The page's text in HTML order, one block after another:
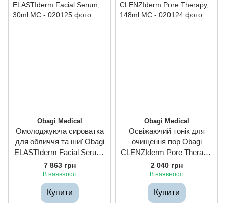
Obagi Medical
Омолоджуюча сироватка
для обличчя та шиї Obagi
ELASTIderm Facial Serum,
30ml
7 863 грн
В наявності
Купити
Obagi Medical
Освіжаючий тонік для
очищення пор Obagi
CLENZIderm Pore Therapy,
148ml
2 040 грн
В наявності
Купити